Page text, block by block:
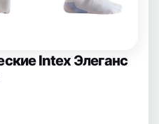
Intex Элеганс